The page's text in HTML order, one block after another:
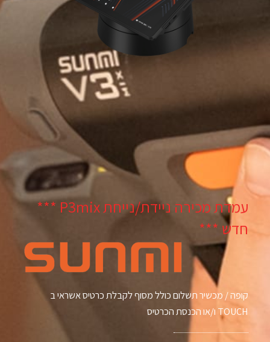
עמדת מכירה ניידת/נייחת P3mix ***
חדש ***
קופה / מכשיר תשלום כולל מסוף לקבלת כרטיס אשראי ב
TOUCH ו/או הכנסת הכרטיס